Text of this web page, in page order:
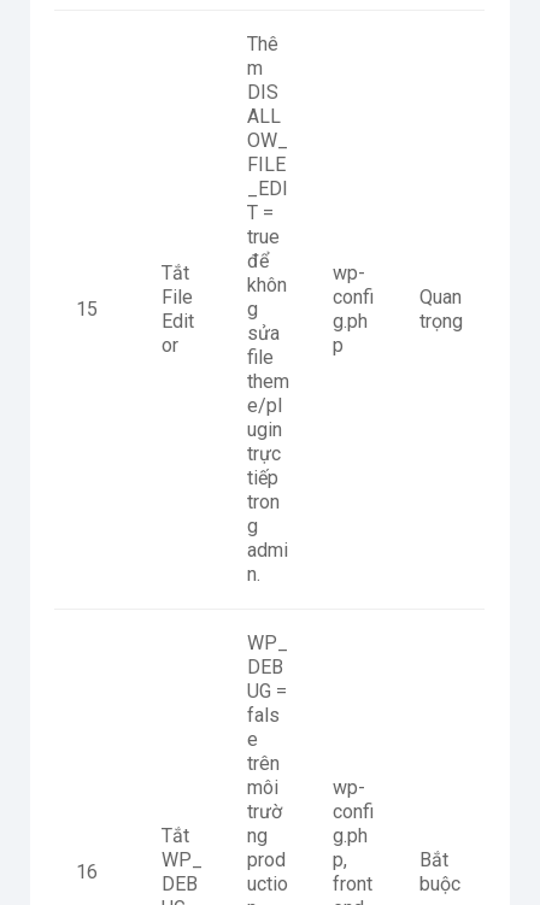
15
Tắt
File
Edit
or
Thê
m
DIS
ALL
OW_
FILE
_EDI
T =
true
để
khôn
g
sửa
file
them
e/pl
ugin
trực
tiếp
tron
g
admi
n.
wp-
confi
g.ph
p
Quan
trọng
16
Tắt
WP_
DEB
WP_
DEB
UG =
fals
e
trên
môi
trườ
ng
prod
uctio
wp-
confi
g.ph
p,
front
Bắt
buộc